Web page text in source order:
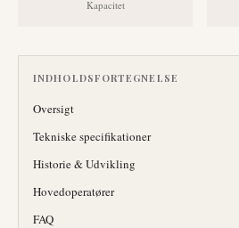
Kapacitet
INDHOLDSFORTEGNELSE
Oversigt
Tekniske specifikationer
Historie & Udvikling
Hovedoperatører
FAQ